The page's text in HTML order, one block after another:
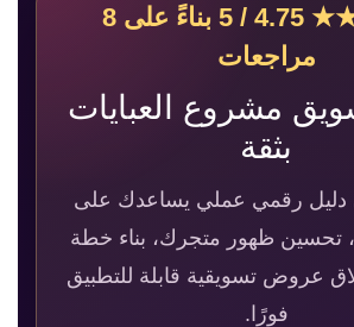
★★★★★ 4.75 / 5 بناءً على 8
مراجعات
مشروع العبايات
بثقة
رقمي عملي يساعدك على
تحسين ظهور متجرك، بناء خطة
عروض تسويقية قابلة للتطبيق
فورًا.